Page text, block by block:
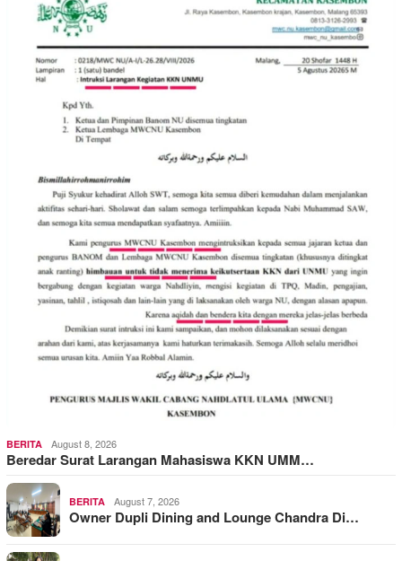
BERITA August 8, 2026
Beredar Surat Larangan Mahasiswa KKN UMM…
BERITA August 7, 2026
Owner Dupli Dining and Lounge Chandra Di…